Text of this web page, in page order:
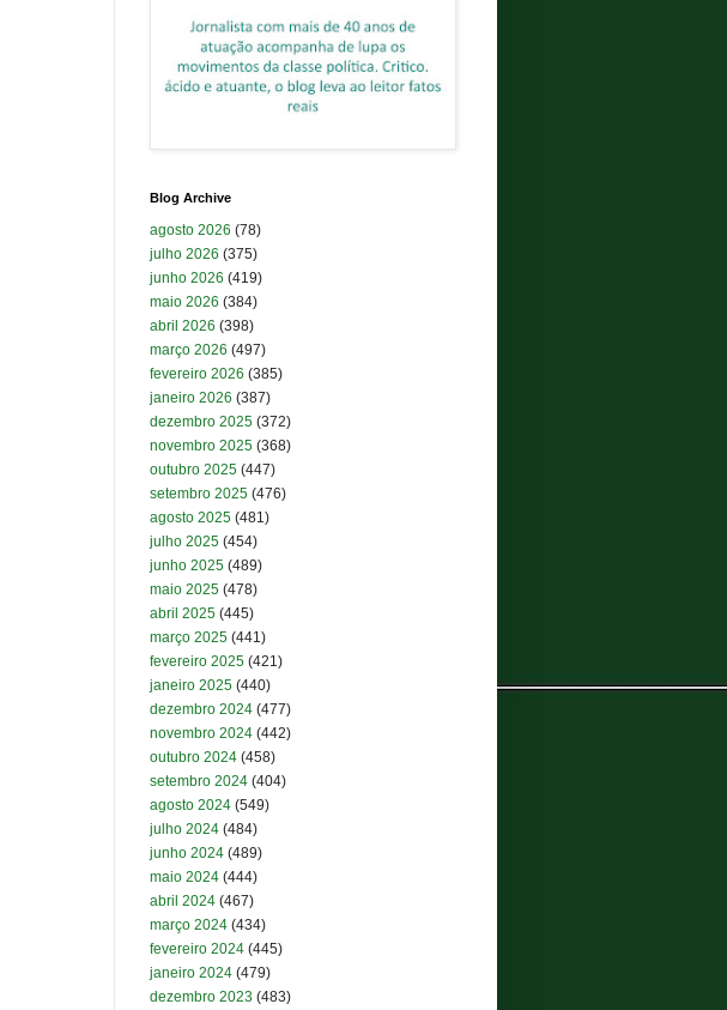
Blog Archive
agosto 2026 (78)
julho 2026 (375)
junho 2026 (419)
maio 2026 (384)
abril 2026 (398)
março 2026 (497)
fevereiro 2026 (385)
janeiro 2026 (387)
dezembro 2025 (372)
novembro 2025 (368)
outubro 2025 (447)
setembro 2025 (476)
agosto 2025 (481)
julho 2025 (454)
junho 2025 (489)
maio 2025 (478)
abril 2025 (445)
março 2025 (441)
fevereiro 2025 (421)
janeiro 2025 (440)
dezembro 2024 (477)
novembro 2024 (442)
outubro 2024 (458)
setembro 2024 (404)
agosto 2024 (549)
julho 2024 (484)
junho 2024 (489)
maio 2024 (444)
abril 2024 (467)
março 2024 (434)
fevereiro 2024 (445)
janeiro 2024 (479)
dezembro 2023 (483)